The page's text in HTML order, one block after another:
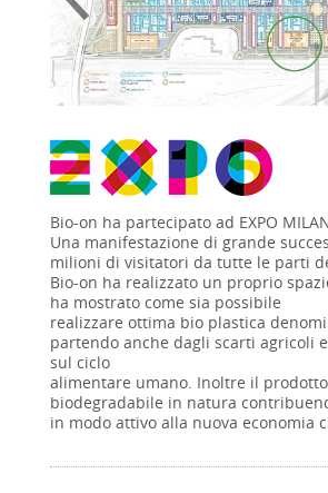
Bio-on ha partecipato ad EXPO
Una manifestazione di grande
milioni di visitatori da tutte le parti
Bio-on ha realizzato un proprio
ha mostrato come sia possibile
realizzare ottima bio plastica
partendo anche dagli scarti agricoli
sul ciclo
alimentare umano. Inoltre il
biodegradabile in natura
in modo attivo alla nuova economia